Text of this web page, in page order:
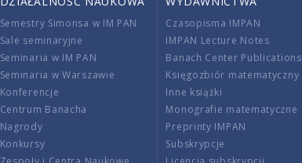
Semestry Simonsa w IM PAN
Sale seminaryjne
Seminaria w IM PAN
Seminaria w Warszawie
Konferencje
Centrum Banacha
Nagrody
Konkursy
Czasopisma IMPAN
IMPAN Lecture Notes
Banach Center Publications
Księgozbiór matematyczny
Inne książki
Monografie matematyczne
Preprinty IMPAN
Subskrypcje